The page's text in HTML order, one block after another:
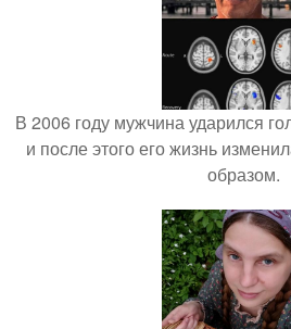
В 2006 году мужчина ударился
и после этого его жизнь
образом.